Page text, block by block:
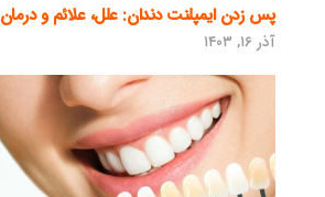
پس زدن ایمپلنت دندان: علل، علائم و درمان
آذر ۱۶, ۱۴۰۳